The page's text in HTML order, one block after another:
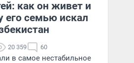
соцразвития
как он живет и
его семью искал
20 359 60
в самое нестабильное